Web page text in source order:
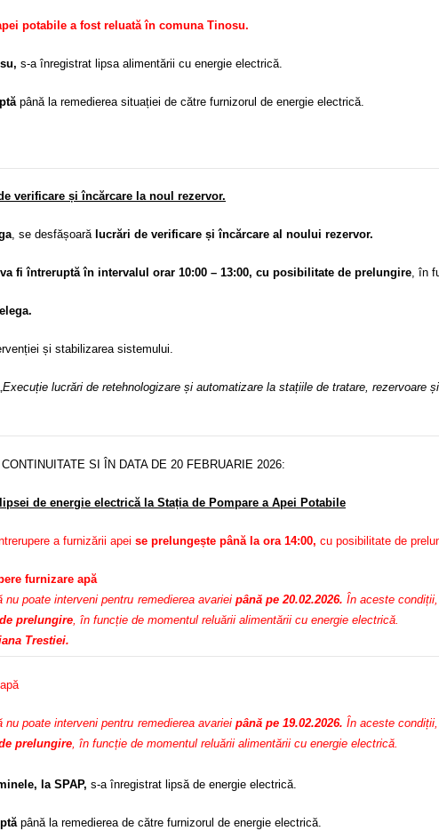
potabile a fost reluată în comuna Tinosu.
s-a înregistrat lipsa alimentării cu energie electrică.
până la remedierea situației de către furnizorul de energie electrică.
verificare și încărcare la noul rezervor.
, se desfășoară lucrări de verificare și încărcare al noului rezervor.
fi întreruptă în intervalul orar 10:00 – 13:00, cu posibilitate de prelungire, în
și stabilizarea sistemului.
„Execuție lucrări de retehnologizare și automatizare la stațiile de tratare, rezervoare
SI ÎN DATA DE 20 FEBRUARIE 2026:
de energie electrică la Stația de Pompare a Apei Potabile
a furnizării apei se prelungește până la ora 14:00, cu posibilitate de
furnizare apă
poate interveni pentru remedierea avariei până pe 20.02.2026.În aceste
prelungire , în funcție de momentul reluării alimentării cu energie electrică.
Trestiei.
poate interveni pentru remedierea avariei până pe 19.02.2026.În aceste
prelungire , în funcție de momentul reluării alimentării cu energie electrică.
la SPAP, s-a înregistrat lipsă de energie electrică.
până la remedierea de către furnizorul de energie electrică.